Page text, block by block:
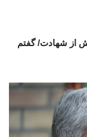
از شهادت/ گفتم